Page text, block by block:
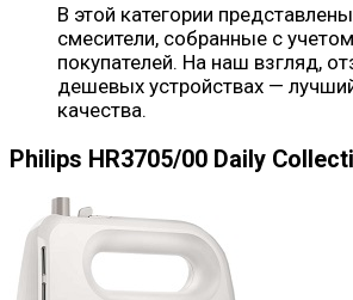
В этой категории
смесители, собранные с
покупателей. На наш взгляд,
дешевых устройствах —
качества.
Philips HR3705/00 Daily